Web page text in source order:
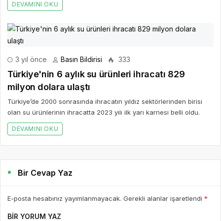
DEVAMINI OKU
3 yıl önce Basın Bildirisi 333
Türkiye'nin 6 aylık su ürünleri ihracatı 829
milyon dolara ulaştı
Türkiye’de 2000 sonrasında ihracatın yıldız sektörlerinden birisi
olan su ürünlerinin ihracatta 2023 yılı ilk yarı karnesi belli oldu.
DEVAMINI OKU
Bir Cevap Yaz
E-posta hesabınız yayımlanmayacak. Gerekli alanlar işaretlendi *
BIR YORUM YAZ